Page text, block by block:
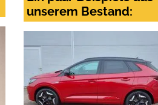
unserem Bestand: